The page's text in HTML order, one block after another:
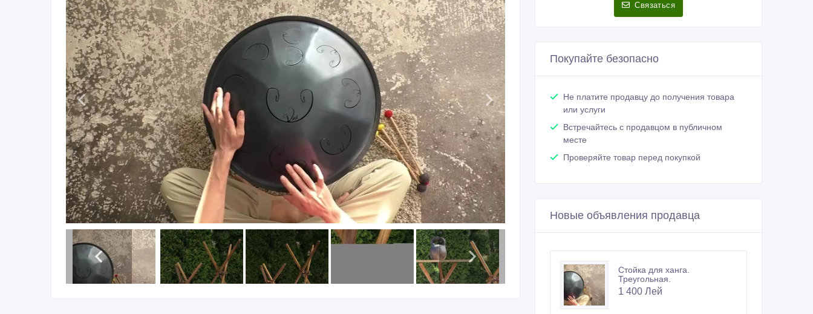
Связаться
Покупайте безопасно
Не платите продавцу до получения товара
или услуги
Встречайтесь с продавцом в публичном
месте
Проверяйте товар перед покупкой
Новые объявления продавца
Стойка для ханга.
Треугольная.
1 400 Лей